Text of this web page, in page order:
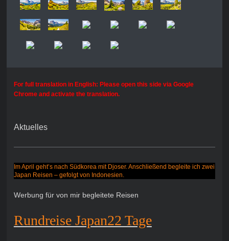
For full translation in English: Please open this side via Google
Chrome and activate the translation.
Aktuelles
Im April geht’s nach Südkorea mit Djoser. Anschließend begleite ich zwei
Japan Reisen – gefolgt von Indonesien.
Werbung für von mir begleitete Reisen
Rundreise Japan22 Tage